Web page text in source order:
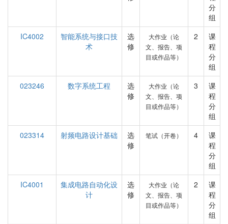
分
组
IC4002
智能系统与接口技
术
选
修
大作业（论
文、报告、项
目或作品等）
2
课
程
分
组
023246
数字系统工程
选
修
大作业（论
文、报告、项
目或作品等）
3
课
程
分
组
023314
射频电路设计基础
选
修
笔试（开卷） 4
课
程
分
组
IC4001
集成电路自动化设
计
选
修
大作业（论
文、报告、项
目或作品等）
2
课
程
分
组